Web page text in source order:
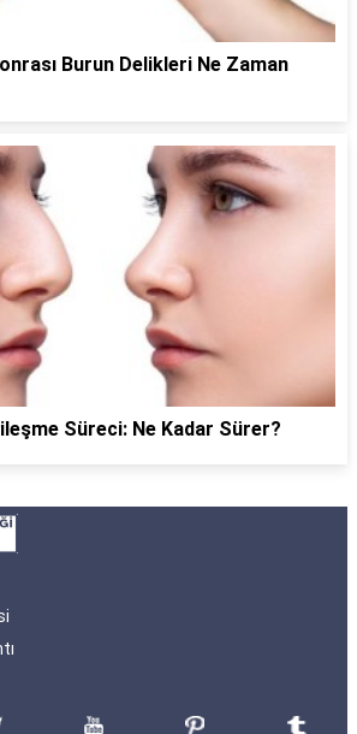
Burun Delikleri Ne Zaman
Süreci: Ne Kadar Sürer?